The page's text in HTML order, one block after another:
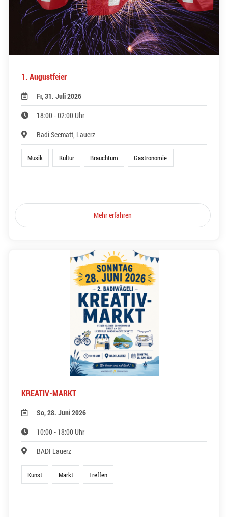
1. Augustfeier
Fr, 31. Juli 2026
18:00 - 02:00 Uhr
Badi Seematt, Lauerz
Musik Kultur Brauchtum Gastronomie
Mehr erfahren
KREATIV-MARKT
So, 28. Juni 2026
10:00 - 18:00 Uhr
BADI Lauerz
Kunst Markt Treffen